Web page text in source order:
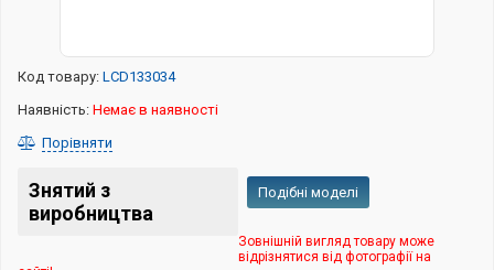
Код товару: LCD133034
Наявність: Немає в наявності
Порівняти
Знятий з
виробництва
Подібні моделі
Зовнішній вигляд товару може
відрізнятися від фотографії на